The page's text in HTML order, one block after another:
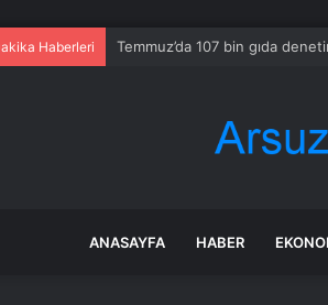
Haberleri Temmuz’da 107 bin gıda
ANASAYFA HABER